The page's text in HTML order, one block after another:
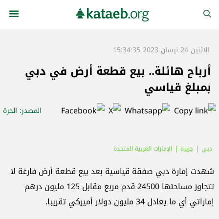
الاثنين 24 نيسان 2023 15:34:35
أرباح هائلة.. بيع قطعة أرض في دبي
بمبلغ قياسي
المصدر: الحرة
دبي جزيرة الإمارات العربية المتحدة
شهدت إمارة دبي صفقة قياسية بعد بيع قطعة أرض فارغة لا
تتجاوز مساحتها 24500 قدم مربع مقابل 125 مليون درهم
إماراتي أي ما يعادل 34 مليون دولار أميركي تقريبا.